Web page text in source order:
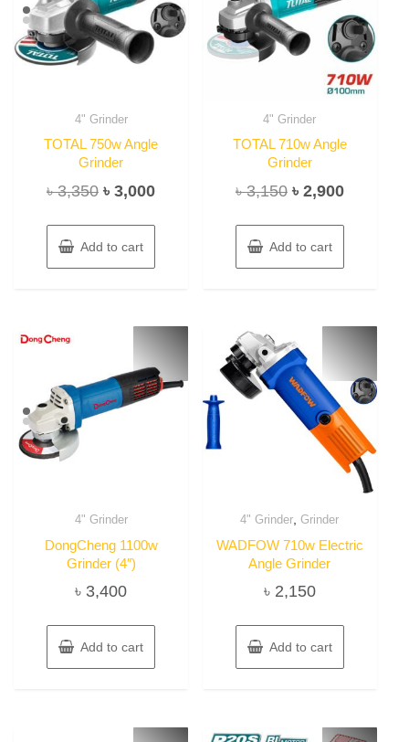
4" Grinder
TOTAL 750w Angle
Grinder
৳3,350 Original
was:
৳ 3,350.
৳3,000Current
৳ 3,000.
Add to cart
4" Grinder
TOTAL 710w Angle
Grinder
৳3,150 Original
was:
৳ 3,150.
৳ 2,900Current
৳ 2,900.
Add to cart
4" Grinder
DongCheng 1100w
Grinder (4″)
৳ 3,400
Add to cart
4" Grinder,Grinder
WADFOW 710w Electric
Angle Grinder
৳ 2,150
Add to cart